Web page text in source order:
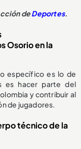
deDeportes.
Osorio en la
específico es lo de
es hacer parte del
y contribuir al
de jugadores.
técnico de la